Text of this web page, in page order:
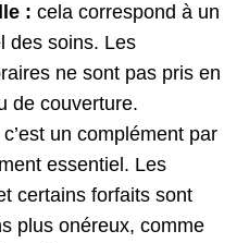
: cela correspond à un
des soins. Les
ne sont pas pris en
de couverture.
c’est un complément par
essentiel. Les
certains forfaits sont
plus onéreux, comme